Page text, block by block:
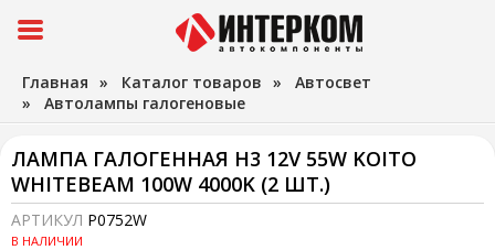
Главная » Каталог товаров » Автосвет
» Автолампы галогеновые
ЛАМПА ГАЛОГЕННАЯ H3 12V 55W KOITO
WHITEBEAM 100W 4000K (2 ШТ.)
АРТИКУЛ P0752W
В НАЛИЧИИ